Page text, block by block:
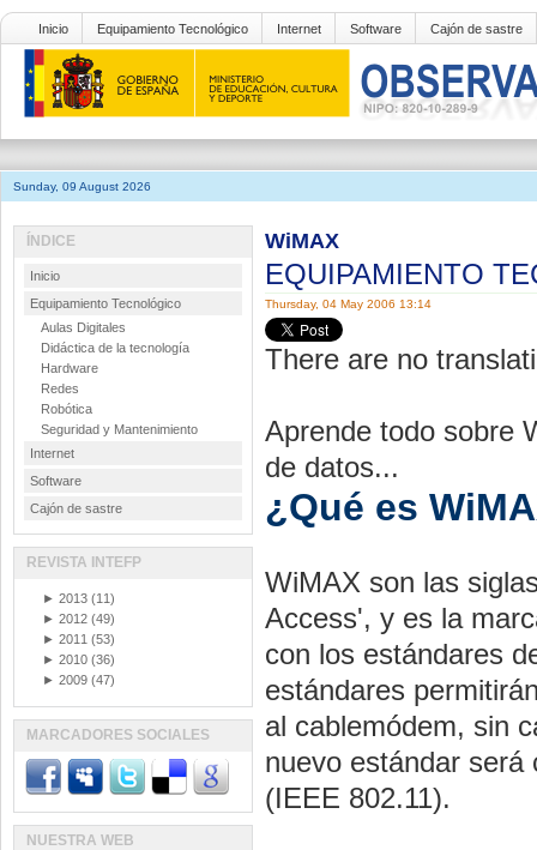
Inicio Equipamiento Tecnológico Internet Software Cajón de sastre
Sunday, 09 August 2026
WiMAX
EQUIPAMIENTO
Thursday, 04 May 2006 13:14
There are no
Aprende todo sobre
de datos...
¿Qué es
WiMAX son las
Access', y es la
con los estándares
estándares
al cablemódem, sin
nuevo estándar
(IEEE 802.11).
ÍNDICE
Inicio
Equipamiento Tecnológico
Aulas Digitales
Didáctica de la tecnología
Hardware
Redes
Robótica
Seguridad y Mantenimiento
Internet
Software
Cajón de sastre
REVISTA INTEFP
► 2013 (11)
► 2012 (49)
► 2011 (53)
► 2010 (36)
► 2009 (47)
MARCADORES SOCIALES
NUESTRA WEB